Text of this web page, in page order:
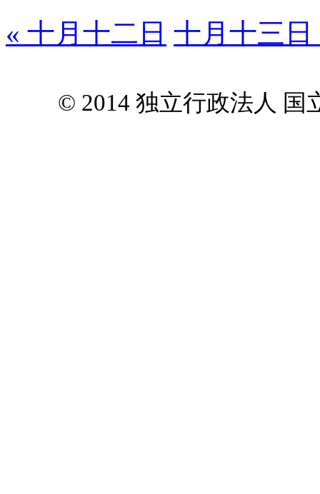
« 十月十二日 十月十三日
© 2014 独立行政法人 国